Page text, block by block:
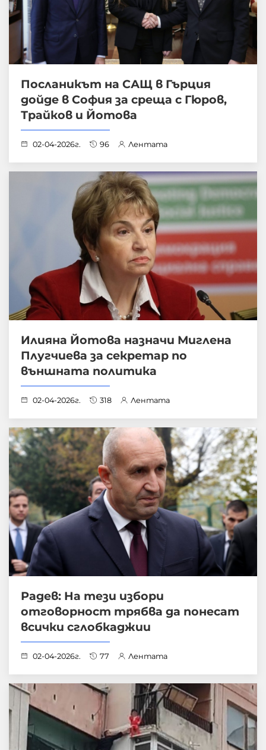
Посланикът на САЩ в Гърция
дойде в София за среща с Гюров,
Трайков и Йотова
02-04-2026г. 96 Лентата
Илияна Йотова назначи Миглена
Плугчиева за секретар по
външната политика
02-04-2026г. 318 Лентата
Радев: На тези избори
отговорност трябва да понесат
всички сглобкаджии
02-04-2026г. 77 Лентата